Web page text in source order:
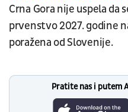
Crna Gora nije uspela da
prvenstvo 2027. godine
poražena od Slovenije.
Pratite nas i putem